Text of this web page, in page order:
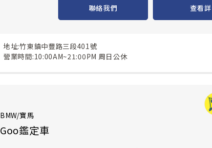
聯絡我們 查看
地址:竹東鎮中豐路三段401號
營業時間:10:00AM~21:00PM 周日公休
BMW/寶馬
Goo鑑定車